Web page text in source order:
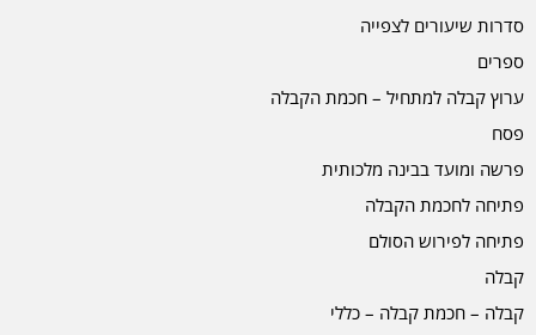
סדרות שיעורים לצפייה
ספרים
ערוץ קבלה למתחיל – חכמת הקבלה
פסח
פרשה ומועד בבינה מלכותית
פתיחה לחכמת הקבלה
פתיחה לפירוש הסולם
קבלה
קבלה – חכמת קבלה – כללי